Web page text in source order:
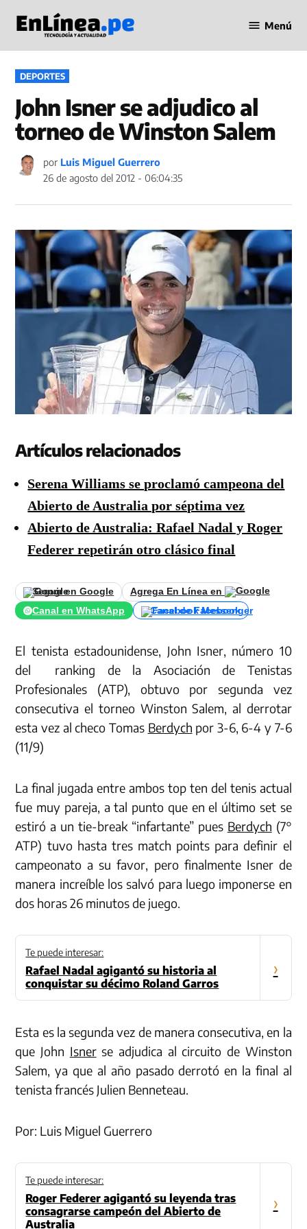
contenido
en Línea
Menú
PUBLICADO
EN
DEPORTES
John Isner se adjudico al
torneo de Winston Salem
por Luis Miguel Guerrero
26 de agosto del 2012 - 06:04:35
Artículos relacionados
Serena Williams se proclamó campeona del
Abierto de Australia por séptima vez
Abierto de Australia: Rafael Nadal y Roger
Federer repetirán otro clásico final
Seguir en Google
Agrega En Línea en
Canal en WhatsApp
Canal de Facebook
El tenista estadounidense, John Isner, número 10
del ranking de la Asociación de Tenistas
Profesionales (ATP), obtuvo por segunda vez
consecutiva el torneo Winston Salem, al derrotar
esta vez al checo Tomas Berdych por 3-6, 6-4 y 7-6
(11/9)
La final jugada entre ambos top ten del tenis actual
fue muy pareja, a tal punto que en el último set se
estiró a un tie-break “infartante” pues Berdych (7°
ATP) tuvo hasta tres match points para definir el
campeonato a su favor, pero finalmente Isner de
manera increíble los salvó para luego imponerse en
dos horas 26 minutos de juego.
Te puede interesar:
Rafael Nadal agigantó su historia al
conquistar su décimo Roland Garros
›
Esta es la segunda vez de manera consecutiva, en la
que John Isnerse adjudica al circuito de Winston
Salem, ya que al año pasado derrotó en la final al
tenista francés Julien Benneteau.
Por: Luis Miguel Guerrero
Te puede interesar:
Roger Federer agigantó su leyenda tras
consagrarse campeón del Abierto de
Australia
›